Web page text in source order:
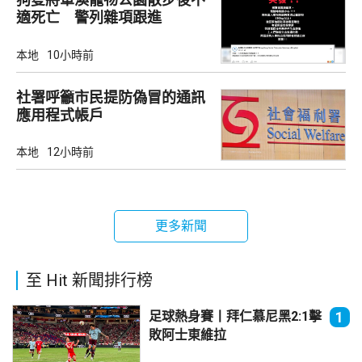
適死亡 警列雜項跟進
本地 10小時前
社署呼籲市民提防偽冒的通訊
應用程式帳戶
本地 12小時前
更多新聞
至 Hit 新聞排行榜
足球熱身賽丨拜仁慕尼黑2:1擊
敗阿士東維拉
1